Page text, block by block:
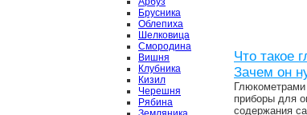
Брусника
Облепиха
Шелковица
Смородина
Вишня
Клубника
Кизил
Черешня
Рябина
Что такое
Зачем он
приборы для
содержания